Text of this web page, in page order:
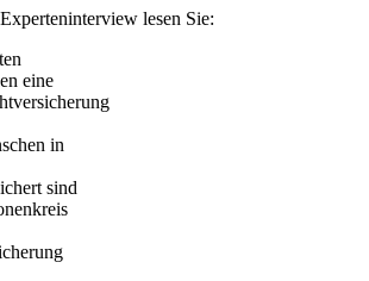
lesen Sie:
eine
in
sind